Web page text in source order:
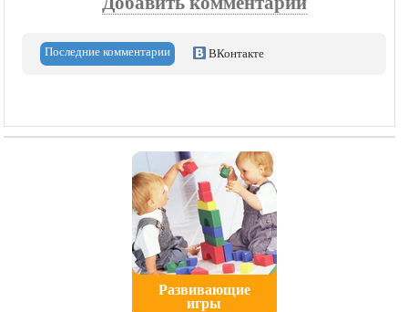
Последние комментарии ВКонтакте
Развивающие
игры